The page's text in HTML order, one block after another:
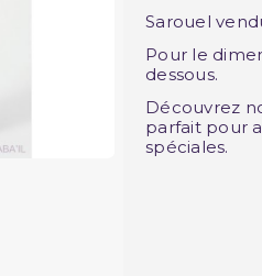
Sarouel
Pour le
dessous.
Découvrez
parfait pour
spéciales.